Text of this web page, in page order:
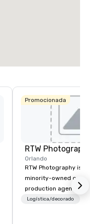
Promocionada
RTW
Orlando
RTW Photography is
minority-owned
production agency
Orlando, with teams
Logística/decorado